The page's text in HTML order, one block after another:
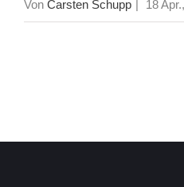
Von Carsten Schupp | 18